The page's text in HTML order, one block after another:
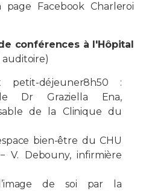
Facebook Charleroi
conférences à l'Hôpital
auditoire)
déjeuner8h50 :
Dr Graziella Ena,
de la Clinique du
bien-être du CHU
V. Debouny, infirmière
de soi par la